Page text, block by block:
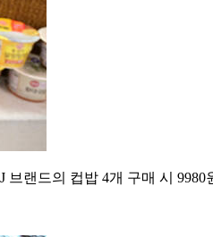
브랜드의 컵밥 4개 구매 시 9980